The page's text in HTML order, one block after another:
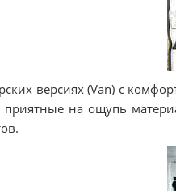
версиях (Van) с
приятные на ощупь